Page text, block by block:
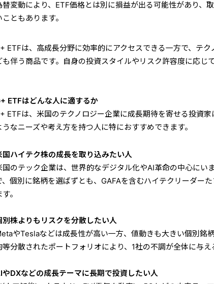
替変動により、ETF価格とは別に損益が出る可能性があり、
こともあります。
ETFは、高成長分野に効率的にアクセスできる一方で、テ
も伴う商品です。自身の投資スタイルやリスク許容度に応じ
ETFはどんな人に適するか
ETFは、米国のテクノロジー企業に成長期待を寄せる投資
うなニーズや考え方を持つ人に特におすすめできます。
国ハイテク株の成長を取り込みたい人
国のテック企業は、世界的なデジタル化やAI革命の中心にい
、個別に銘柄を選ばずとも、GAFAを含むハイテクリーダー
す。
別株よりもリスクを分散したい人
やTeslaなどは成長性が高い一方、値動きも大きい個別銘
等分散されたポートフォリオにより、1社の不調が全体に与え
やDXなどの成長テーマに長期で投資したい人